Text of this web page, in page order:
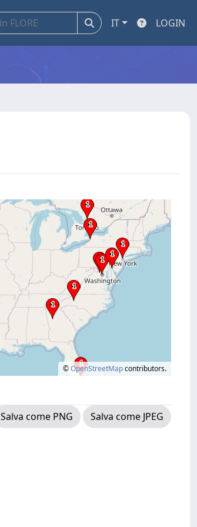
IT LOGIN
©OpenStreetMapcontributors.
Salva come PNG
Salva come JPEG